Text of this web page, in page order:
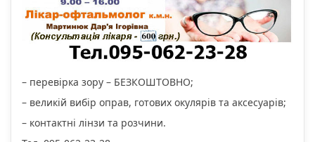
– перевірка зору – БЕЗКОШТОВНО;
– великій вибір оправ, готових окулярів та аксесуарів;
– контактні лінзи та розчини.